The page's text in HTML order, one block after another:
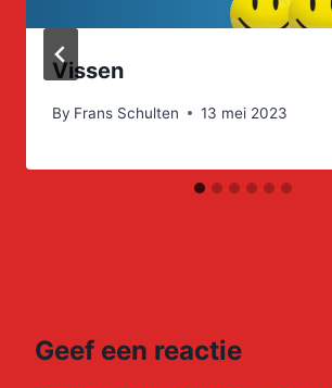
Vissen
By Frans Schulten 13 mei 2023
Geef een reactie